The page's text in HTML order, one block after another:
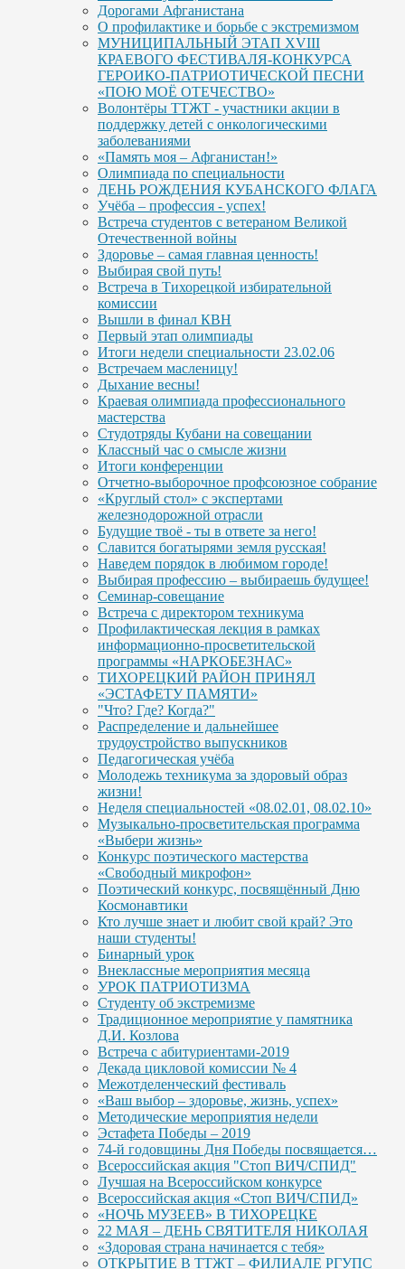
Дорогами Афганистана
О профилактике и борьбе с экстремизмом
МУНИЦИПАЛЬНЫЙ ЭТАП XVIII
КРАЕВОГО ФЕСТИВАЛЯ-КОНКУРСА
ГЕРОИКО-ПАТРИОТИЧЕСКОЙ ПЕСНИ
«ПОЮ МОЁ ОТЕЧЕСТВО»
Волонтёры ТТЖТ - участники акции в
поддержку детей с онкологическими
заболеваниями
«Память моя – Афганистан!»
Олимпиада по специальности
ДЕНЬ РОЖДЕНИЯ КУБАНСКОГО ФЛАГА
Учёба – профессия - успех!
Встреча студентов с ветераном Великой
Отечественной войны
Здоровье – самая главная ценность!
Выбирая свой путь!
Встреча в Тихорецкой избирательной
комиссии
Вышли в финал КВН
Первый этап олимпиады
Итоги недели специальности 23.02.06
Встречаем масленицу!
Дыхание весны!
Краевая олимпиада профессионального
мастерства
Студотряды Кубани на совещании
Классный час о смысле жизни
Итоги конференции
Отчетно-выборочное профсоюзное собрание
«Круглый стол» с экспертами
железнодорожной отрасли
Будущие твоё - ты в ответе за него!
Славится богатырями земля русская!
Наведем порядок в любимом городе!
Выбирая профессию – выбираешь будущее!
Семинар-совещание
Встреча с директором техникума
Профилактическая лекция в рамках
информационно-просветительской
программы «НАРКОБЕЗНАС»
ТИХОРЕЦКИЙ РАЙОН ПРИНЯЛ
«ЭСТАФЕТУ ПАМЯТИ»
"Что? Где? Когда?"
Распределение и дальнейшее
трудоустройство выпускников
Педагогическая учёба
Молодежь техникума за здоровый образ
жизни!
Неделя специальностей «08.02.01, 08.02.10»
Музыкально-просветительская программа
«Выбери жизнь»
Конкурс поэтического мастерства
«Свободный микрофон»
Поэтический конкурс, посвящённый Дню
Космонавтики
Кто лучше знает и любит свой край? Это
наши студенты!
Бинарный урок
Внеклассные мероприятия месяца
УРОК ПАТРИОТИЗМА
Студенту об экстремизме
Традиционное мероприятие у памятника
Д.И. Козлова
Встреча с абитуриентами-2019
Декада цикловой комиссии № 4
Межотделенческий фестиваль
«Ваш выбор – здоровье, жизнь, успех»
Методические мероприятия недели
Эстафета Победы – 2019
74-й годовщины Дня Победы посвящается…
Всероссийская акция "Стоп ВИЧ/СПИД"
Лучшая на Всероссийском конкурсе
Всероссийская акция «Стоп ВИЧ/СПИД»
«НОЧЬ МУЗЕЕВ» В ТИХОРЕЦКЕ
22 МАЯ – ДЕНЬ СВЯТИТЕЛЯ НИКОЛАЯ
«Здоровая страна начинается с тебя»
ОТКРЫТИЕ В ТТЖТ – ФИЛИАЛЕ РГУПС